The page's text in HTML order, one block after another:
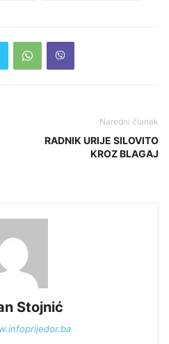
Naredni članak
RADNIK URIJE SILOVITO
KROZ BLAGAJ
Stojnić